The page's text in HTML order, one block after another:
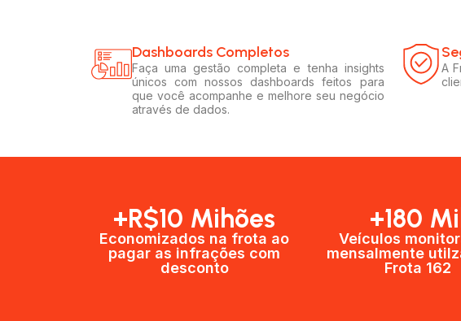
Dashboards Completos​​
Faça uma gestão completa e tenha insights
únicos com nossos dashboards feitos para
que você acompanhe e melhore seu negócio
através de dados.
A
+R$10 Mihões
Economizados na frota ao
pagar as infrações com
desconto
+180 Mil
Veículos
mensalmente
Frota 162